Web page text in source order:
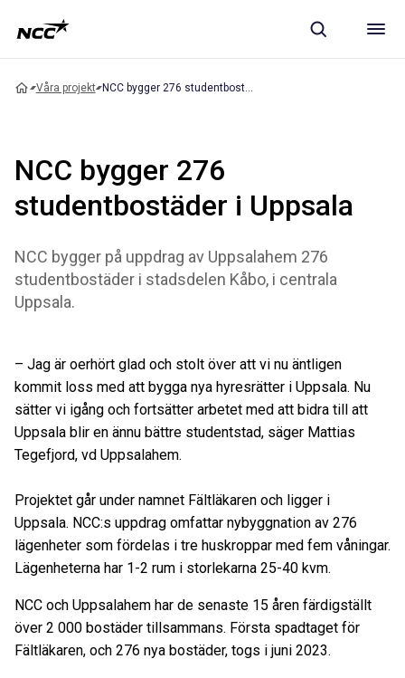
Våra projekt
NCC bygger 276
studentbostäder i Uppsala
NCC bygger på uppdrag av Uppsalahem 276
studentbostäder i stadsdelen Kåbo, i centrala
Uppsala.
– Jag är oerhört glad och stolt över att vi nu äntligen
kommit loss med att bygga nya hyresrätter i Uppsala. Nu
sätter vi igång och fortsätter arbetet med att bidra till att
Uppsala blir en ännu bättre studentstad, säger Mattias
Tegefjord, vd Uppsalahem.
Projektet går under namnet Fältläkaren och ligger i
Uppsala. NCC:s uppdrag omfattar nybyggnation av 276
lägenheter som fördelas i tre huskroppar med fem våningar.
Lägenheterna har 1-2 rum i storlekarna 25-40 kvm.
NCC och Uppsalahem har de senaste 15 åren färdigställt
över 2 000 bostäder tillsammans. Första spadtaget för
Fältläkaren, och 276 nya bostäder, togs i juni 2023.